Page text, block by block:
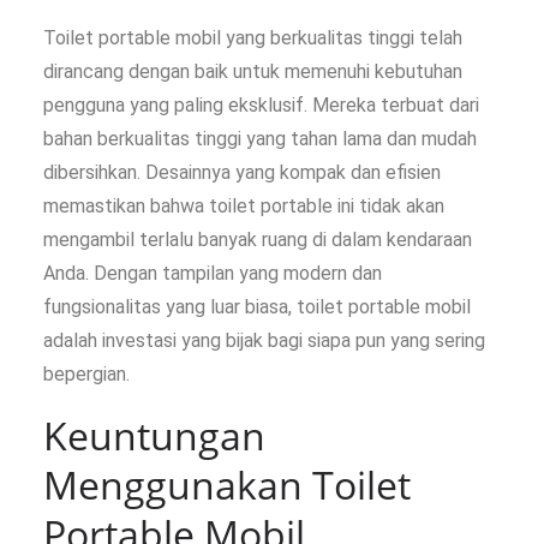
Toilet portable mobil yang berkualitas tinggi telah
dirancang dengan baik untuk memenuhi kebutuhan
pengguna yang paling eksklusif. Mereka terbuat dari
bahan berkualitas tinggi yang tahan lama dan mudah
dibersihkan. Desainnya yang kompak dan efisien
memastikan bahwa toilet portable ini tidak akan
mengambil terlalu banyak ruang di dalam kendaraan
Anda. Dengan tampilan yang modern dan
fungsionalitas yang luar biasa, toilet portable mobil
adalah investasi yang bijak bagi siapa pun yang sering
bepergian.
Keuntungan
Menggunakan Toilet
Portable Mobil